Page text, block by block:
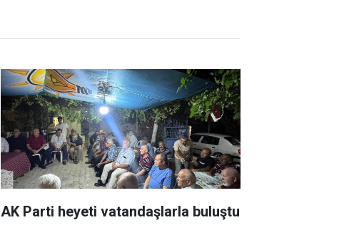
AK Parti heyeti vatandaşlarla buluştu